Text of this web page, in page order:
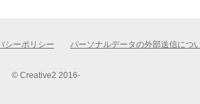
シーポリシー パーソナルデータの外部送信につ
© Creative2 2016-